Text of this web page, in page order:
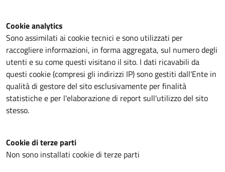
Cookie analytics
Sono assimilati ai cookie tecnici e sono utilizzati per
raccogliere informazioni, in forma aggregata, sul numero degli
utenti e su come questi visitano il sito. I dati ricavabili da
questi cookie (compresi gli indirizzi IP) sono gestiti dall'Ente in
qualità di gestore del sito esclusivamente per finalità
statistiche e per l'elaborazione di report sull'utilizzo del sito
stesso.
Cookie di terze parti
Non sono installati cookie di terze parti